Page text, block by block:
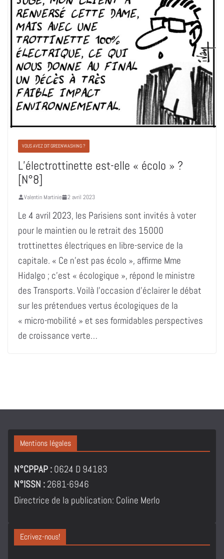
VOUS AVEZ DIT GREENWASHING ?
L’électrottinette est-elle « écolo » ?
[N°8]
Valentin Martinie 2 avril 2023
Le 4 avril 2023, les Parisiens sont invités à voter
pour le maintien ou le retrait des 15000
trottinettes électriques en libre-service de la
capitale. « Ce n’est pas écolo », affirme Mme
Hidalgo ; c’est « écologique », répond le ministre
des Transports. Voilà l’occasion d’éclairer le débat
sur les prétendues vertus écologiques de la
« micro-mobilité » et ses formidables perspectives
de croissance verte…
Mentions légales
N°CPPAP : 0624 D 94183
N°ISSN :2681-6946
Directrice de la publication: Coline Merlo
Ecrivez-nous!